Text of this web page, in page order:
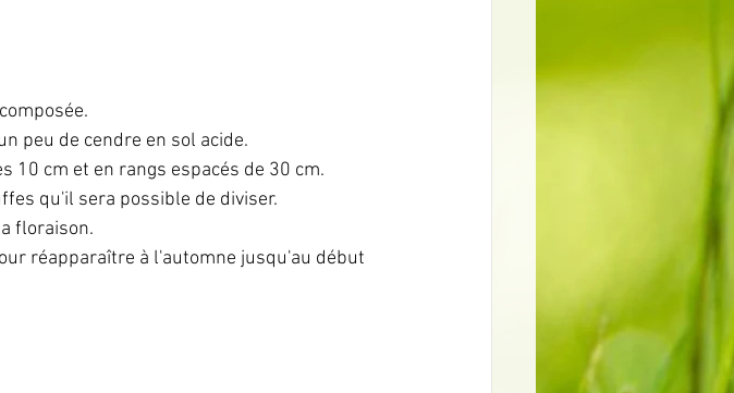
peu de cendre en sol acide.
10 cm et en rangs espacés de 30 cm.
qu'il sera possible de diviser.
floraison.
réapparaître à l'automne jusqu'au début